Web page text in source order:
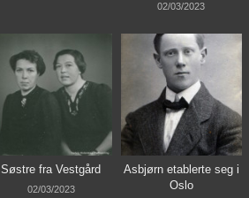
02/03/2023
Søstre fra Vestgård
02/03/2023
Asbjørn etablerte seg i
Oslo